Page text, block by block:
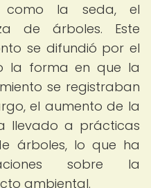
como la seda, el
de árboles. Este
se difundió por el
la forma en que la
se registraban
el aumento de la
llevado a prácticas
árboles, lo que ha
sobre la
ambiental.